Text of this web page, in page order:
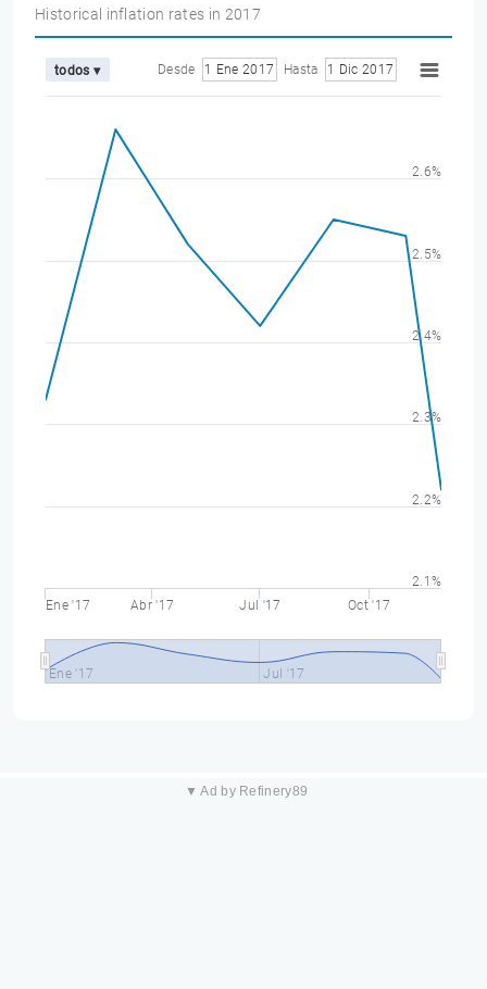
Historical inflation rates in 2017
todos ▾ Desde 1 Ene 2017 Hasta 1 Dic 2017
Ene '17 Abr '17 Jul '17 Oct '17
Ene '17 Jul '17
2.2%
2.3%
2.4%
2.5%
2.6%
2.1%
▼ Ad by Refinery89